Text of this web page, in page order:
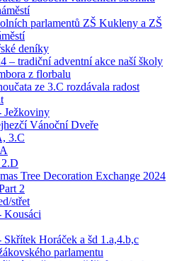
parlamentů ZŠ Kukleny a ZŠ
deníky
– tradiční adventní akce naší školy
z florbalu
ze 3.C rozdávala radost
Ježkoviny
Vánoční Dveře
3.C
Tree Decoration Exchange 2024
2
střet
Kousáci
Horáček a šd 1.a,4.b,c
parlamentu